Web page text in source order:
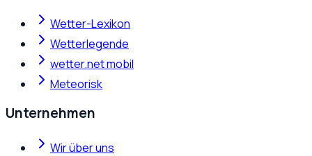
Wetter-Lexikon
Wetterlegende
wetter.net mobil
Meteorisk
Unternehmen
Wir über uns